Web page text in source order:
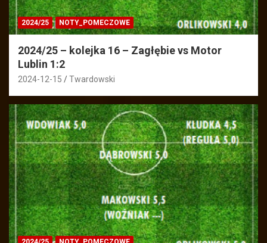
2024/25 NOTY_POMECZOWE
2024/25 – kolejka 16 – Zagłębie vs Motor
Lublin 1:2
2024-12-15 Twardowski